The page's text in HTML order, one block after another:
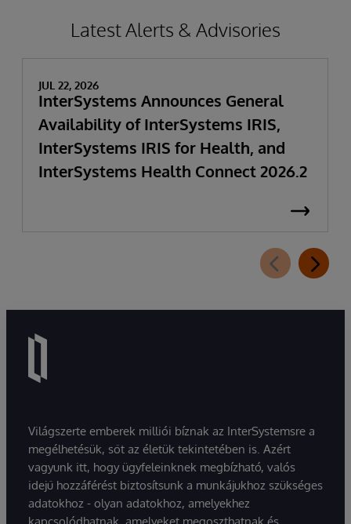
Latest Alerts & Advisories
JUL 22, 2026
InterSystems Announces General
Availability of InterSystems IRIS,
InterSystems IRIS for Health, and
InterSystems Health Connect 2026.2
Világszerte emberek milliói bíznak az InterSystemsre a
megélhetésük, sőt az életük tekintetében is. Azért
vagyunk itt, hogy ügyfeleinknek megbízható, valós
idejű hozzáférést biztosítsunk a munkájukhoz szükséges
adatokhoz - olyan adatokhoz, amelyekhez
kapcsolódhatnak, amelyeket megoszthatnak és